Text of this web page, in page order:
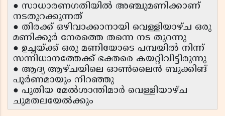
● സാധാരണഗതിയില്‍ അഞ്ചുമണിക്കാണ്
നടതുറക്കുന്നത്
● തിരക്ക് ഒഴിവാക്കാനായി വെള്ളിയാഴ്ച ഒരു
മണിക്കൂര്‍ നേരത്തെ തന്നെ നട തുറന്നു
● ഉച്ചയ്ക്ക് ഒരു മണിയോടെ പമ്പയില്‍ നിന്ന്
സന്നിധാനത്തേക്ക് ഭക്തരെ കയറ്റിവിട്ടിരുന്നു
● ആദ്യ ആഴ്ചയിലെ ഓണ്‍ലൈന്‍ ബുക്കിങ്
പൂര്‍ണമായും നിറഞ്ഞു
● പുതിയ മേല്‍ശാന്തിമാര്‍ വെള്ളിയാഴ്ച
ചുമതലയേല്‍ക്കും